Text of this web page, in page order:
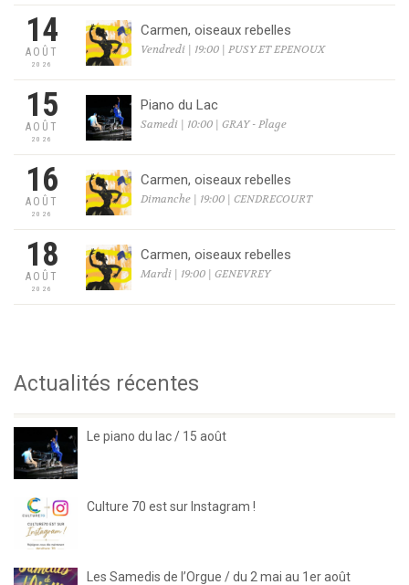
14
AOÛT
2026
Carmen, oiseaux rebelles
Vendredi | 19:00 | PUSY ET EPENOUX
15
AOÛT
2026
Piano du Lac
Samedi | 10:00 | GRAY - Plage
16
AOÛT
2026
Carmen, oiseaux rebelles
Dimanche | 19:00 | CENDRECOURT
18
AOÛT
2026
Carmen, oiseaux rebelles
Mardi | 19:00 | GENEVREY
Actualités récentes
Le piano du lac / 15 août
Culture 70 est sur Instagram !
Les Samedis de l’Orgue / du 2 mai au 1er août